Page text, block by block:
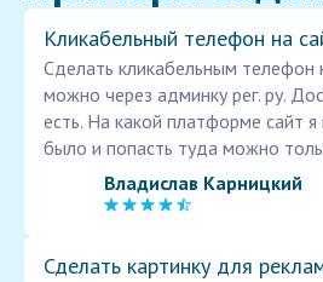
Кликабельный телефон на
Сделать кликабельным телефон
можно через админку рег. ру.
есть. На какой платформе сайт
было и попасть туда можно
Владислав Карницкий
Сделать картинку для